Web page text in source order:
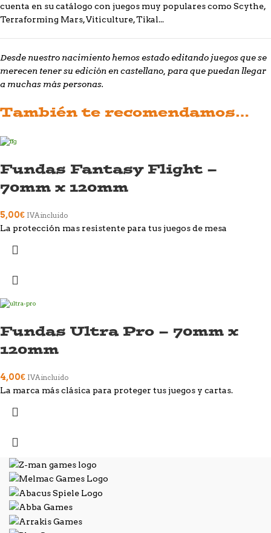
cuenta en su catálogo con juegos muy populares como Scythe,
Terraforming Mars, Viticulture, Tikal...
Desde nuestro nacimiento hemos estado editando juegos que se
merecen tener su edición en castellano, para que puedan llegar
a muchas más personas.
También te recomendamos…
Fundas Fantasy Flight –
70mm x 120mm
5,00€ IVA incluido
La protección mas resistente para tus juegos de mesa
Fundas Ultra Pro – 70mm x
120mm
4,00€ IVA incluido
La marca más clásica para proteger tus juegos y cartas.